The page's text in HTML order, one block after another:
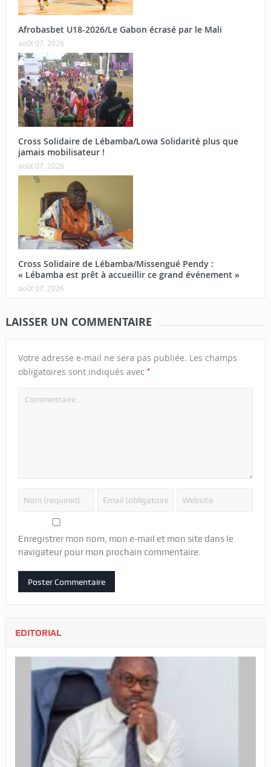
Afrobasbet U18-2026/Le Gabon écrasé par le Mali
août 07, 2026
Cross Solidaire de Lébamba/Lowa Solidarité plus que
jamais mobilisateur !
août 07, 2026
Cross Solidaire de Lébamba/Missengué Pendy :
« Lébamba est prêt à accueillir ce grand événement »
août 07, 2026
LAISSER UN COMMENTAIRE
Votre adresse e-mail ne sera pas publiée. Les champs
obligatoires sont indiqués avec *
Enregistrer mon nom, mon e-mail et mon site dans le
navigateur pour mon prochain commentaire.
EDITORIAL